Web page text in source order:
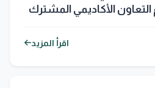
الأكاديمي المشترك
اقرأ المزيد